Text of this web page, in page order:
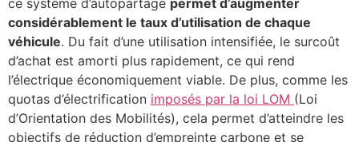
ce système d’autopartage permet d’augmenter
considérablement le taux d’utilisation de chaque
véhicule. Du fait d’une utilisation intensifiée, le surcoût
d’achat est amorti plus rapidement, ce qui rend
l’électrique économiquement viable. De plus, comme les
quotas d’électrification imposés par la loi LOM (Loi
d’Orientation des Mobilités), cela permet d’atteindre les
objectifs de réduction d’empreinte carbone et se